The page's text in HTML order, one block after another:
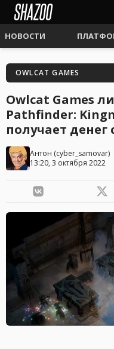
НОВОСТИ
OWLCAT GAMES
Owlcat Games
Pathfinder:
получает
Антон (cyber_samovar)
13:20, 3 октября 2022